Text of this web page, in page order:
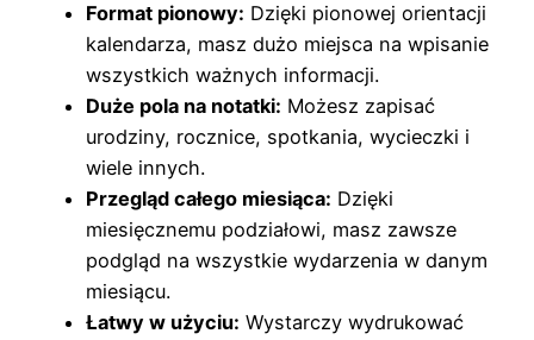
Format pionowy: Dzięki pionowej orientacji
kalendarza, masz dużo miejsca na wpisanie
wszystkich ważnych informacji.
Duże pola na notatki: Możesz zapisać
urodziny, rocznice, spotkania, wycieczki i
wiele innych.
Przegląd całego miesiąca: Dzięki
miesięcznemu podziałowi, masz zawsze
podgląd na wszystkie wydarzenia w danym
miesiącu.
Łatwy w użyciu: Wystarczy wydrukować